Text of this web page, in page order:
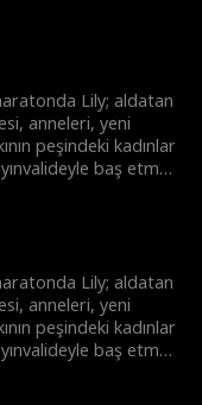
Lily; aldatan
anneleri, yeni
peşindeki kadınlar
baş etmek
Lily; aldatan
anneleri, yeni
peşindeki kadınlar
baş etmek